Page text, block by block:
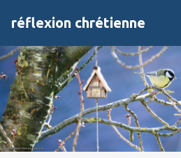
réflexion chrétienne